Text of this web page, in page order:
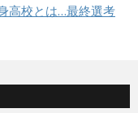
高校とは…最終選考